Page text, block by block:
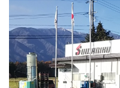
お知らせ
サイトマップ